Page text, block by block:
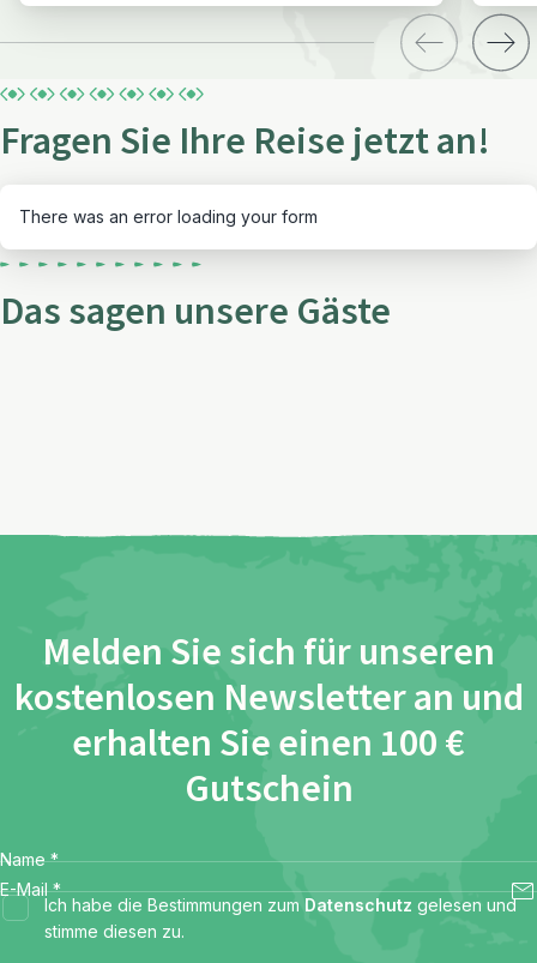
Fragen Sie Ihre Reise jetzt an!
There was an error loading your form
Das sagen unsere Gäste
Melden Sie sich für unseren
kostenlosen Newsletter an und
erhalten Sie einen 100 €
Gutschein
Name *
E-Mail *
Ich habe die Bestimmungen zum Datenschutz gelesen und
stimme diesen zu.